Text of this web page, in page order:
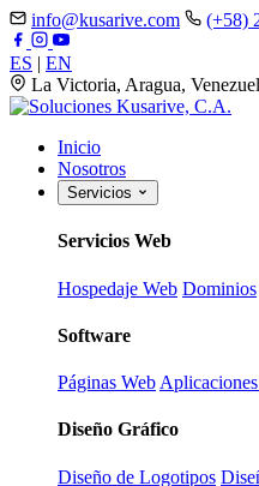
info@kusarive.com (+58)
ES | EN
La Victoria, Aragua,
Inicio
Nosotros
Servicios
Servicios Web
Hospedaje Web Dominios
Software
Páginas Web
Diseño Gráfico
Diseño de Logotipos